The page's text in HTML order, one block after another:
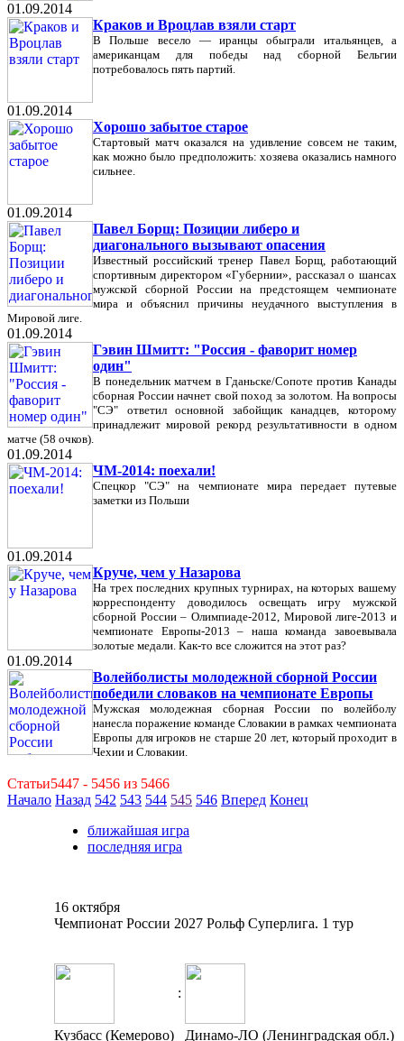
01.09.2014
Краков и Вроцлав взяли старт
В Польше весело — иранцы обыграли итальянцев, а
американцам для победы над сборной Бельгии
потребовалось пять партий.
01.09.2014
Хорошо забытое старое
Стартовый матч оказался на удивление совсем не таким,
как можно было предположить: хозяева оказались намного
сильнее.
01.09.2014
Павел Борщ: Позиции либеро и
диагонального вызывают опасения
Известный российский тренер Павел Борщ, работающий
спортивным директором «Губернии», рассказал о шансах
мужской сборной России на предстоящем чемпионате
мира и объяснил причины неудачного выступления в
Мировой лиге.
01.09.2014
Гэвин Шмитт: "Россия - фаворит номер
один"
В понедельник матчем в Гданьске/Сопоте против Канады
сборная России начнет свой поход за золотом. На вопросы
"СЭ" ответил основной забойщик канадцев, которому
принадлежит мировой рекорд результативности в одном
матче (58 очков).
01.09.2014
ЧМ-2014: поехали!
Спецкор "СЭ" на чемпионате мира передает путевые
заметки из Польши
01.09.2014
Круче, чем у Назарова
На трех последних крупных турнирах, на которых вашему
корреспонденту доводилось освещать игру мужской
сборной России – Олимпиаде-2012, Мировой лиге-2013 и
чемпионате Европы-2013 – наша команда завоевывала
золотые медали. Как-то все сложится на этот раз?
01.09.2014
Волейболисты молодежной сборной России
победили словаков на чемпионате Европы
Мужская молодежная сборная России по волейболу
нанесла поражение команде Словакии в рамках чемпионата
Европы для игроков не старше 20 лет, который проходит в
Чехии и Словакии.
Статьи5447 - 5456 из 5466
Начало Назад 542 543 544 545 546 Вперед Конец
ближайшая игра
последняя игра
16 октября
Чемпионат России 2027 Рольф Суперлига. 1 тур
:
Кузбасс (Кемерово) Динамо-ЛО (Ленинградская обл.)